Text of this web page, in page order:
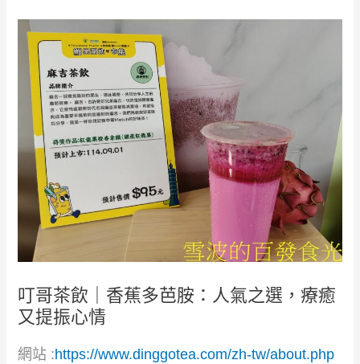
叮哥茶飲｜香蕉多芭胺：人氣之選，療癒
又提振心情
網站 :https://www.dinggotea.com/zh-tw/about.php